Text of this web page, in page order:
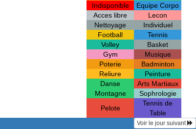
Indisponible
Equipe Corpo
Acces libre
Lecon
Nettoyage
Individuel
Football
Tennis
Volley
Basket
Gym
Musique
Poterie
Badminton
Reliure
Peinture
Danse
Arts Martiaux
Montagne
Sophrologie
Pelote
Tennis de
Table
Voir le jour suivant